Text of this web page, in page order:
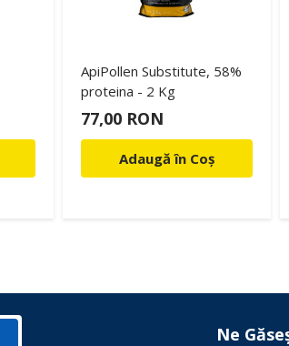
ApiPollen Substitute, 58%
proteina - 2 Kg
77,00 RON
Adaugă în Coș
Ne